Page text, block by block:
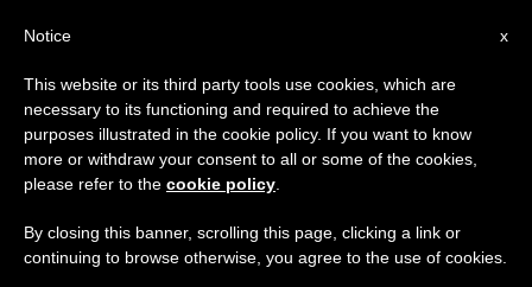
DÍA
Marzo 16th, 2003
ÚLTIMAS NOTICIAS
×
Aviso importante
Del 27 de julio al 7 de agosto haremos la pausa
anual, aprovechando que en el periodo de verano
se generan menos informaciones y también el
x
Notice
This website or its third party tools use cookies, which are
necessary to its functioning and required to achieve the
purposes illustrated in the cookie policy. If you want to know
more or withdraw your consent to all or some of the cookies,
please refer to the cookie policy
By closing this banner, scrolling this page, clicking a link or
continuing to browse otherwise, you agree to the use of cookies.